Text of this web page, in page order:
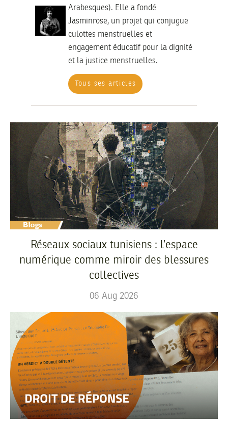
Arabesques). Elle a fondé
Jasminrose, un projet qui conjugue
culottes menstruelles et
engagement éducatif pour la dignité
et la justice menstruelles.
Tous ses articles
Réseaux sociaux tunisiens : l’espace
numérique comme miroir des blessures
collectives
06 Aug 2026